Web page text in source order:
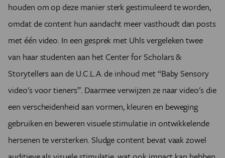
houden om op deze manier sterk gestimuleerd te worden,
omdat de content hun aandacht meer vasthoudt dan posts
met één video. In een gesprek met Uhls vergeleken twee
van haar studenten aan het Center for Scholars &
Storytellers aan de U.C.L.A. de inhoud met “Baby Sensory
video's voor tieners”. Daarmee verwijzen ze naar video's die
een verscheidenheid aan vormen, kleuren en beweging
gebruiken en beweren visuele stimulatie in ontwikkelende
hersenen te versterken. Sludge content bevat vaak zowel